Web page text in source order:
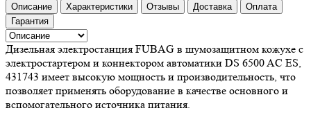
Описание Характеристики Отзывы Доставка
Оплата
Гарантия
Дизельная электростанция FUBAG в шумозащитном кожухе с
электростартером и коннектором автоматики DS 6500 AC ES,
431743 имеет высокую мощность и производительность, что
позволяет применять оборудование в качестве основного и
вспомогательного источника питания.